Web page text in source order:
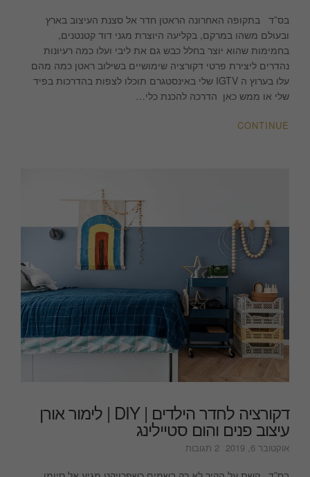
לספרים
בשילוב
ראטן
בס”ד בתקופה האחרונה הראטן חדר אל סצנת העיצוב בארץ
ובעולם משהו במרקם, בקליעה היוצרת מגני דוד קטנטנים,
בחמימות שהוא יוצר בחלל כבש גם את ליבי ועלו כמה רעיונות
נהדרים ליצירת פרטי דקורציה שימושיים בשילוב ראטן כמה מהם
עלו בערוץ ה IGTV שלי באינסטגרם תוכלו לצפות בהדרכות בפיד
שלי או ממש כאן הדרכה להכנת כלי…
CONTINUE
דקורציה לחדר הילדים | DIY | לימור אורן
עיצוב פנים והום סטיילינג
אוקטובר 6, 2019 2 תגובות